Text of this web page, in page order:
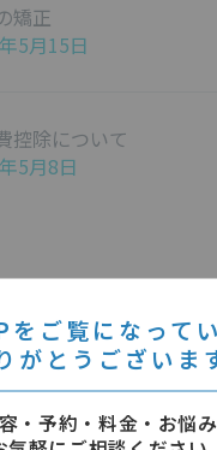
矯正
5月15日
控除について
5月8日
ョン
をご覧になって
がとうございま
・予約・料金・お悩